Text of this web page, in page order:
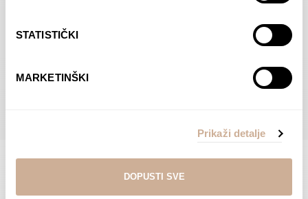
STATISTIČKI
MARKETINŠKI
Prikaži detalje
DOPUSTI SVE
ODABERI OPCIJE
€Raspon
od
75,00 €
do
138,00 €
ODABERI OPCIJE
POGLEDAJTE SVE PROIZVODE U OVOJ KATEGORIJI